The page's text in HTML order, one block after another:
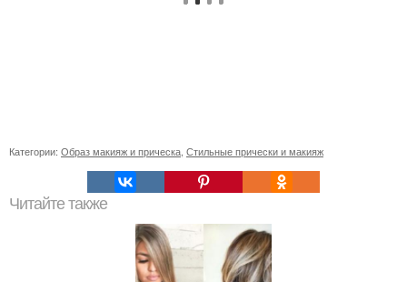
Категории: Образ макияж и прическа Стильные прически и макияж
Читайте также